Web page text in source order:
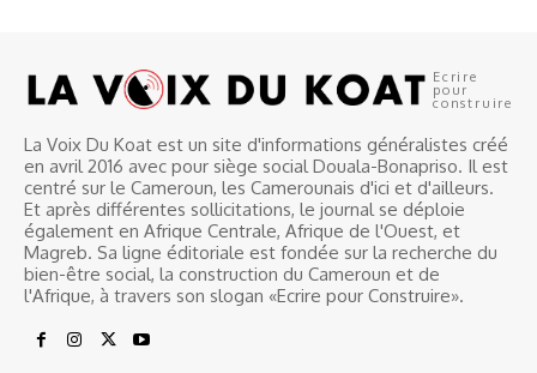
Ecrire
pour
construire
La Voix Du Koat est un site d'informations généralistes créé
en avril 2016 avec pour siège social Douala-Bonapriso. Il est
centré sur le Cameroun, les Camerounais d'ici et d'ailleurs.
Et après différentes sollicitations, le journal se déploie
également en Afrique Centrale, Afrique de l'Ouest, et
Magreb. Sa ligne éditoriale est fondée sur la recherche du
bien-être social, la construction du Cameroun et de
l'Afrique, à travers son slogan «Ecrire pour Construire».